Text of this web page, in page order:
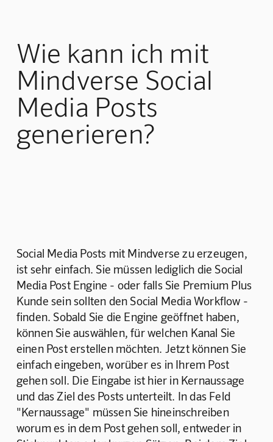
Wie kann ich mit
Mindverse Social
Media Posts
generieren?
Social Media Posts mit Mindverse zu erzeugen,
ist sehr einfach. Sie müssen lediglich die Social
Media Post Engine - oder falls Sie Premium Plus
Kunde sein sollten den Social Media Workflow -
finden. Sobald Sie die Engine geöffnet haben,
können Sie auswählen, für welchen Kanal Sie
einen Post erstellen möchten. Jetzt können Sie
einfach eingeben, worüber es in Ihrem Post
gehen soll. Die Eingabe ist hier in Kernaussage
und das Ziel des Posts unterteilt. In das Feld
"Kernaussage" müssen Sie hineinschreiben
worum es in dem Post gehen soll, entweder in